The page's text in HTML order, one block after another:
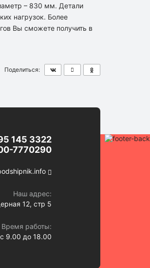
– 830 мм. Детали
нагрузок. Более
Вы сможете получить в
Поделиться:
145 3322
7770290
Наш адрес:
12, стр 5
Время работы:
9.00 до 18.00